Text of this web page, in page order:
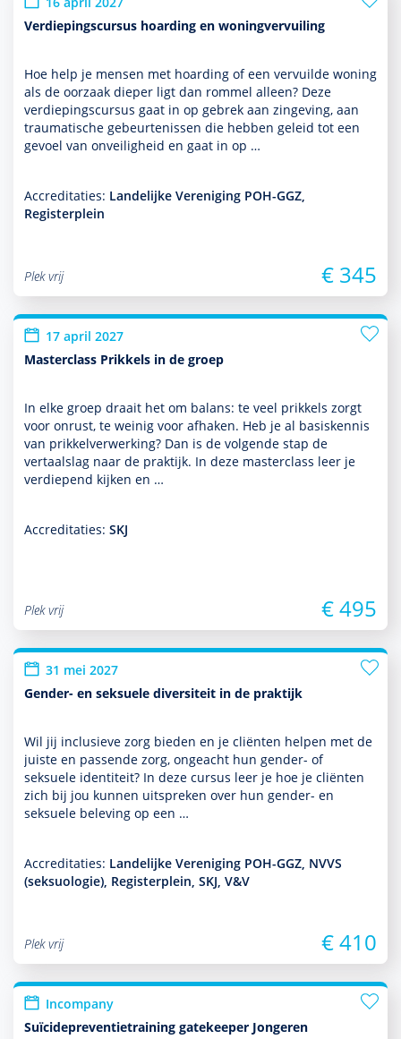
Verdiepingscursus hoarding en woningvervuiling
Hoe help je mensen met hoarding of een vervuilde woning
als de oorzaak dieper ligt dan rommel alleen? Deze
verdiepingscursus gaat in op gebrek aan zingeving, aan
traumatische gebeurtenissen die hebben geleid tot een
gevoel van onveiligheid en gaat in op …
Accreditaties: Landelijke Vereniging POH-GGZ,
Registerplein
Plek vrij € 345
17 april 2027
Masterclass Prikkels in de groep
In elke groep draait het om balans: te veel prikkels zorgt
voor onrust, te weinig voor afhaken. Heb je al basis­kennis
van prikkelverwerking? Dan is de volgende stap de
vertaalslag naar de prak­tijk. In deze master­class leer je
ver­die­pend kijken en …
Accreditaties: SKJ
Plek vrij € 495
31 mei 2027
Gender- en seksuele diversiteit in de praktijk
Wil jij inclusieve zorg bieden en je cliënten helpen met de
juiste en pas­sende zorg, ongeacht hun gender- of
seksuele identiteit? In deze cursus leer je hoe je cliënten
zich bij jou kunnen uitspreken over hun gender- en
seksuele beleving op een …
Accreditaties: Landelijke Vereniging POH-GGZ, NVVS
(seksuologie), Registerplein, SKJ, V&V
Plek vrij € 410
Incompany
Suïcidepreventietraining gatekeeper Jongeren